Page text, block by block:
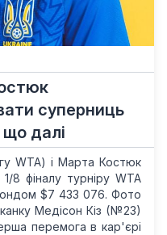
суперниць
що далі
WTA) і Марта Костюк
фіналу турніру WTA
$7 433 076. Фото
Медісон Кіз (№23)
перемога в кар'єрі